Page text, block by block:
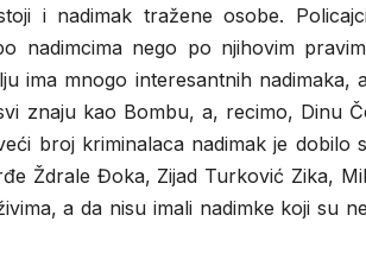
i nadimak tražene osobe.
nadimcima nego po njihovim
ima mnogo interesantnih
znaju kao Bombu, a, recimo, Dinu
broj kriminalaca nadimak je dobilo
Ždrale Đoka, Zijad Turković Zika,
a da nisu imali nadimke koji su